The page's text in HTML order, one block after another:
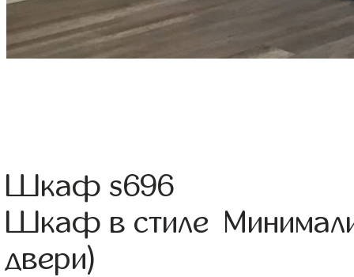
Шкаф s696
Шкаф в стиле
двери)